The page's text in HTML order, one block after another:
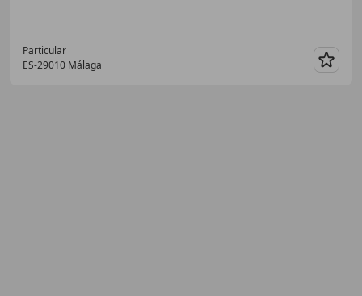
Particular
ES-29010 Málaga